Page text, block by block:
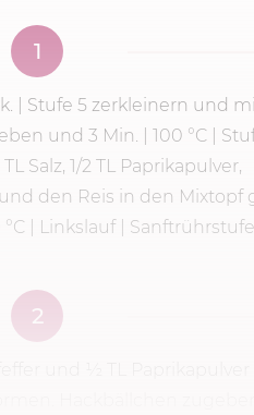
1
Stufe 5 zerkleinern und
und 3 Min. 100 °C |
Salz, 1/2 TL Paprikapulver,
den Reis in den Mixtopf
| Linkslauf |
2